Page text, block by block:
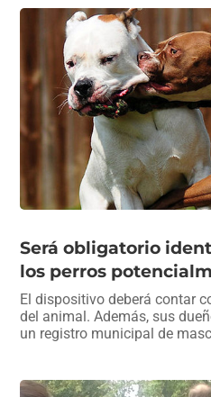
Será obligatorio
los perros
El dispositivo deberá contar
del animal. Además, sus
un registro municipal de